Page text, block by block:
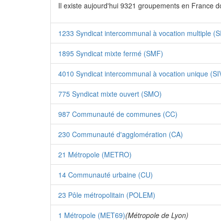
Il existe aujourd'hui 9321 groupements en France
1233 Syndicat intercommunal à vocation multiple
1895 Syndicat mixte fermé (SMF)
4010 Syndicat intercommunal à vocation unique
775 Syndicat mixte ouvert (SMO)
987 Communauté de communes (CC)
230 Communauté d'agglomération (CA)
21 Métropole (METRO)
14 Communauté urbaine (CU)
23 Pôle métropolitain (POLEM)
1 Métropole (MET69)(Métropole de Lyon)